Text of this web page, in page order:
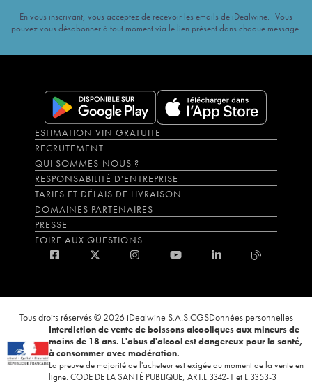
En vous inscrivant, vous acceptez de recevoir les emails de iDealwine. Vous
pouvez vous désabonner à tout moment via le lien présent dans chaque message.
ESTIMATION VIN GRATUITE
RECRUTEMENT
QUI SOMMES-NOUS ?
RESPONSABILITÉ D'ENTREPRISE
TARIFS ET DÉLAIS DE LIVRAISON
DOMAINES PARTENAIRES
PRESSE
FOIRE AUX QUESTIONS
Tous droits réservés © 2026 iDealwine S.A.S.CGSDonnées personnelles
Interdiction de vente de boissons alcooliques aux mineurs de
moins de 18 ans. L'abus d'alcool est dangereux pour la santé,
à consommer avec modération.
La preuve de majorité de l'acheteur est exigée au moment de la vente en
ligne. CODE DE LA SANTÉ PUBLIQUE, ART.L.3342-1 et L.3353-3